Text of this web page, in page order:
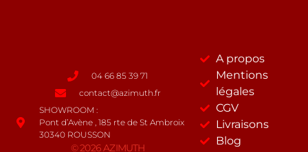
04 66 85 39 71
contact@azimuth.fr
SHOWROOM :
Pont d’Avène , 185 rte de St Ambroix
30340 ROUSSON
© 2026 AZIMUTH
A propos
Mentions
légales
CGV
Livraisons
Blog